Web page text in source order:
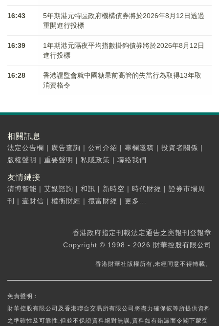
16:43
5年期港元特區政府機構債券將於2026年8月12日透過
重開進行投標
16:39
1年期港元隔夜平均指數掛鉤債券將於2026年8月12日
進行投標
16:28
香港證監會就中國糖果前高管的失當行為取得13年取
消資格令
相關訊息
法定公告欄 | 廣告查詢 | 公司介紹 | 專欄邀稿 | 投資者關係 |
版權聲明 | 重要聲明 | 私隱政策 | 聯絡我們
友情鏈接
清博智能 | 艾媒諮詢 | 和訊 | 新時空 | 時代財經 | 證券市場周
刊
| 壹財信 | 權衡財經 | 攬富財經 | 更多...
香港政府指定刊載法定通告之憲報刊登報章
Copyright © 1998 - 2026 財華控股有限公司
香港財華社版權所有,未經同意不得轉載。
免責聲明：
財華控股有限公司及香港聯合交易所有限公司將盡力確保彼等所提供資料
之準確性及可靠性,但並不保證資料絕對無誤,資料如有錯漏而令閣下蒙受